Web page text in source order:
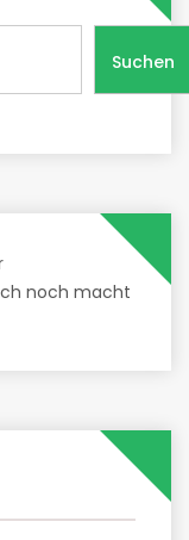
Suchen
noch macht